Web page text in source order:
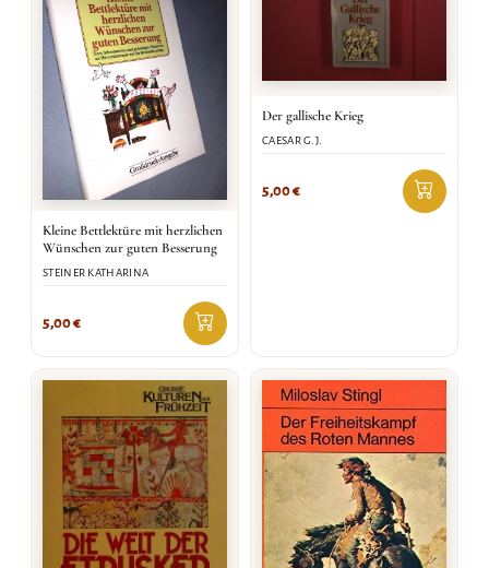
Kleine Bettlektüre mit herzlichen
Wünschen zur guten Besserung
STEINER KATHARINA
5,00€
Der gallische Krieg
CAESAR G.J.
5,00€